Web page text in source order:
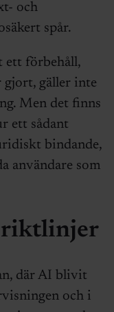
och
spår.
ett förbehåll,
gjort, gäller inte
Men det finns
ett sådant
bindande,
användare som
riktlinjer
där AI blivit
och i